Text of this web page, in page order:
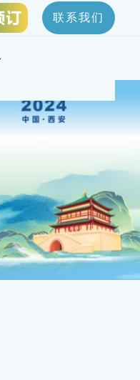
联系我们